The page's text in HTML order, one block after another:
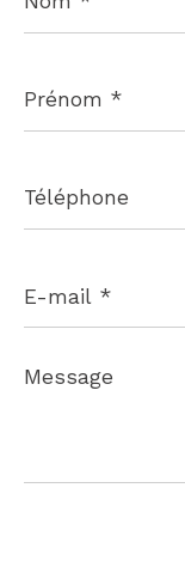
*
mail
*
Message
*